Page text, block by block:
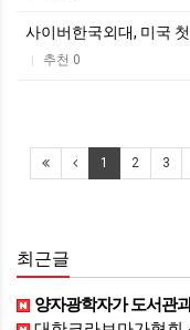
사이버한국외대, 미국
| 추천 0
1 2 3
최근글
양자광학자가 도서관과 실험실, 그리고 복싱장에서 배운 것 |